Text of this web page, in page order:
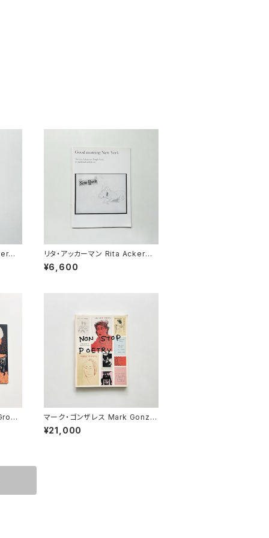
リタ・アッカーマン Rita Ackerma
nn | Good morning New York
The Rita Ackermann Purple
¥6,600
マーク・ゴンザレス Mark Gonzal
es | Non stop poetry : the zi
nes of Mark Gonzales
¥21,000